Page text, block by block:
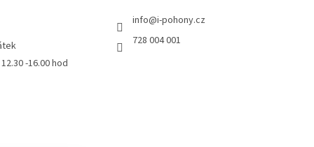
-16.00 hod
info@i-pohony.cz
728 004 001